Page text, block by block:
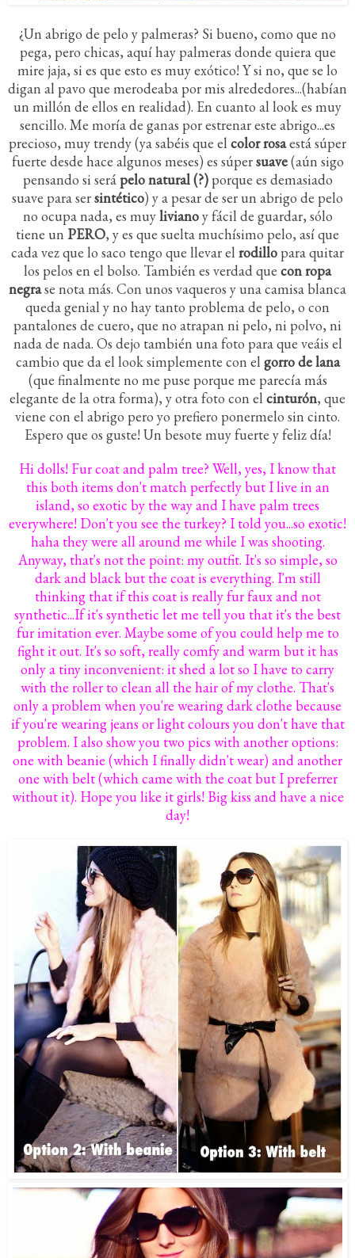
¿Un abrigo de pelo y palmeras? Si bueno, como que no
pega, pero chicas, aquí hay palmeras donde quiera que
mire jaja, si es que esto es muy exótico! Y si no, que se lo
digan al pavo que merodeaba por mis alrededores...(habían
un millón de ellos en realidad). En cuanto al look es muy
sencillo. Me moría de ganas por estrenar este abrigo...es
precioso, muy trendy (ya sabéis que el color rosaestá súper
fuerte desde hace algunos meses) es súpersuave(aún sigo
pensando si serápelo natural (?)porque es demasiado
suave para sersintético) y a pesar de ser un abrigo de pelo
no ocupa nada, es muylivianoy fácil de guardar, sólo
tiene un PERO, y es que suelta muchísimo pelo, así que
cada vez que lo saco tengo que llevar el rodillopara quitar
los pelos en el bolso. También es verdad que con ropa
negrase nota más. Con unos vaqueros y una camisa blanca
queda genial y no hay tanto problema de pelo, o con
pantalones de cuero, que no atrapan ni pelo, ni polvo, ni
nada de nada. Os dejo también una foto para que veáis el
cambio que da el look simplemente con el gorro de lana
(que finalmente no me puse porque me parecía más
elegante de la otra forma), y otra foto con el cinturón, que
viene con el abrigo pero yo prefiero ponermelo sin cinto.
Espero que os guste! Un besote muy fuerte y feliz día!
Hi dolls! Fur coat and palm tree? Well, yes, I know that
this both items don't match perfectly but I live in an
island, so exotic by the way and I have palm trees
everywhere! Don't you see the turkey? I told you...so exotic!
haha they were all around me while I was shooting.
Anyway, that's not the point: my outfit. It's so simple, so
dark and black but the coat is everything. I'm still
thinking that if this coat is really fur faux and not
synthetic...If it's synthetic let me tell you that it's the best
fur imitation ever. Maybe some of you could help me to
fight it out. It's so soft, really comfy and warm but it has
only a tiny inconvenient: it shed a lot so I have to carry
with the roller to clean all the hair of my clothe. That's
only a problem when you're wearing dark clothe because
if you're wearing jeans or light colours you don't have that
problem. I also show you two pics with another options:
one with beanie (which I finally didn't wear) and another
one with belt (which came with the coat but I preferrer
without it). Hope you like it girls! Big kiss and have a nice
day!